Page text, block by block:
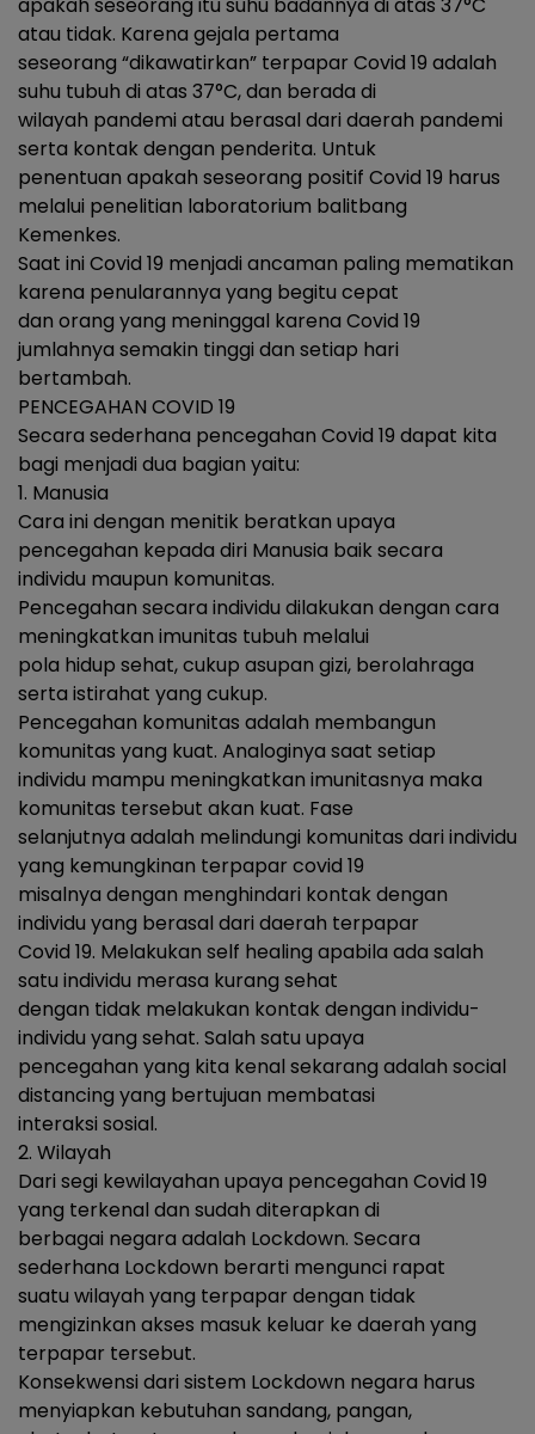
apakah seseorang itu suhu badannya di atas 37°C
atau tidak. Karena gejala pertama
seseorang “dikawatirkan” terpapar Covid 19 adalah
suhu tubuh di atas 37°C, dan berada di
wilayah pandemi atau berasal dari daerah pandemi
serta kontak dengan penderita. Untuk
penentuan apakah seseorang positif Covid 19 harus
melalui penelitian laboratorium balitbang
Kemenkes.
Saat ini Covid 19 menjadi ancaman paling mematikan
karena penularannya yang begitu cepat
dan orang yang meninggal karena Covid 19
jumlahnya semakin tinggi dan setiap hari
bertambah.
PENCEGAHAN COVID 19
Secara sederhana pencegahan Covid 19 dapat kita
bagi menjadi dua bagian yaitu:
1. Manusia
Cara ini dengan menitik beratkan upaya
pencegahan kepada diri Manusia baik secara
individu maupun komunitas.
Pencegahan secara individu dilakukan dengan cara
meningkatkan imunitas tubuh melalui
pola hidup sehat, cukup asupan gizi, berolahraga
serta istirahat yang cukup.
Pencegahan komunitas adalah membangun
komunitas yang kuat. Analoginya saat setiap
individu mampu meningkatkan imunitasnya maka
komunitas tersebut akan kuat. Fase
selanjutnya adalah melindungi komunitas dari individu
yang kemungkinan terpapar covid 19
misalnya dengan menghindari kontak dengan
individu yang berasal dari daerah terpapar
Covid 19. Melakukan self healing apabila ada salah
satu individu merasa kurang sehat
dengan tidak melakukan kontak dengan individu-
individu yang sehat. Salah satu upaya
pencegahan yang kita kenal sekarang adalah social
distancing yang bertujuan membatasi
interaksi sosial.
2. Wilayah
Dari segi kewilayahan upaya pencegahan Covid 19
yang terkenal dan sudah diterapkan di
berbagai negara adalah Lockdown. Secara
sederhana Lockdown berarti mengunci rapat
suatu wilayah yang terpapar dengan tidak
mengizinkan akses masuk keluar ke daerah yang
terpapar tersebut.
Konsekwensi dari sistem Lockdown negara harus
menyiapkan kebutuhan sandang, pangan,